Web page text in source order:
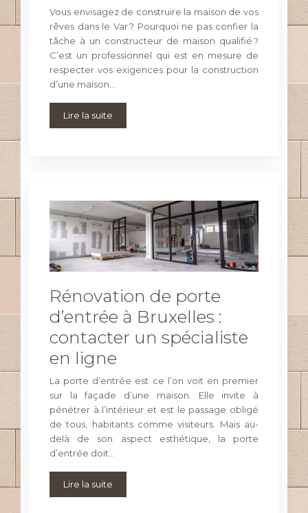
Vous envisagez de construire la maison de vos
rêves dans le Var ? Pourquoi ne pas confier la
tâche à un constructeur de maison qualifié ?
C’est un professionnel qui est en mesure de
respecter vos exigences pour la construction
d’une maison…
Lire la suite
Rénovation de porte
d’entrée à Bruxelles :
contacter un spécialiste
en ligne
La porte d’entrée est ce l’on voit en premier
sur la façade d’une maison. Elle invite à
pénétrer à l’intérieur et est le passage obligé
de tous, habitants comme visiteurs. Mais au-
delà de son aspect esthétique, la porte
d’entrée doit…
Lire la suite